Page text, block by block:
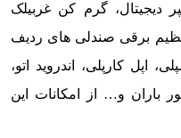
دیجیتال، گرم کن غربیلک
برقی صندلی های ردیف
اپل کارپلی، اندروید اتو،
باران و… از امکانات این